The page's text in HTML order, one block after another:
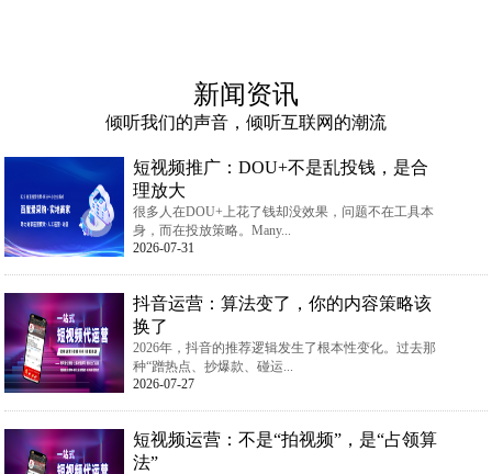
新闻资讯
倾听我们的声音，倾听互联网的潮流
短视频推广：DOU+不是乱投钱，是合
理放大
很多人在DOU+上花了钱却没效果，问题不在工具本
身，而在投放策略。Many...
2026-07-31
抖音运营：算法变了，你的内容策略该
换了
2026年，抖音的推荐逻辑发生了根本性变化。过去那
种“蹭热点、抄爆款、碰运...
2026-07-27
短视频运营：不是“拍视频”，是“占领算
法”